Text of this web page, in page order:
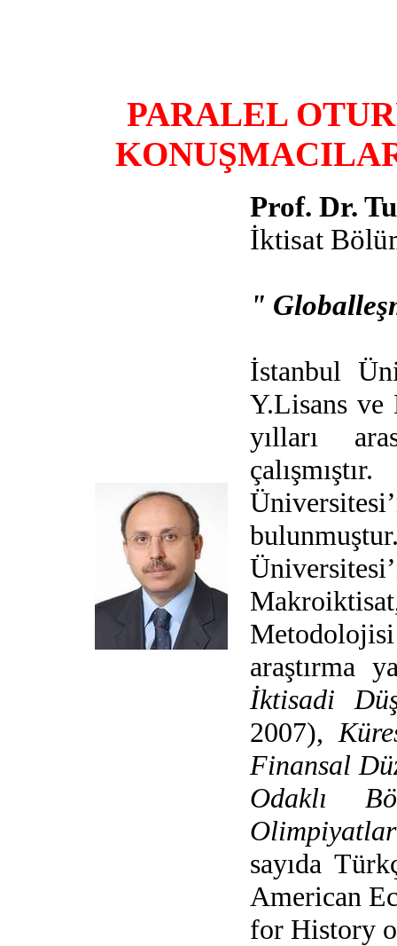
PARALEL
Prof. Dr.
İktisat
"
İstanbul
Y.Lisans ve
yılları
araştırma
İktisadi
2007),
Finansal
Odaklı
sayıda
American
for History